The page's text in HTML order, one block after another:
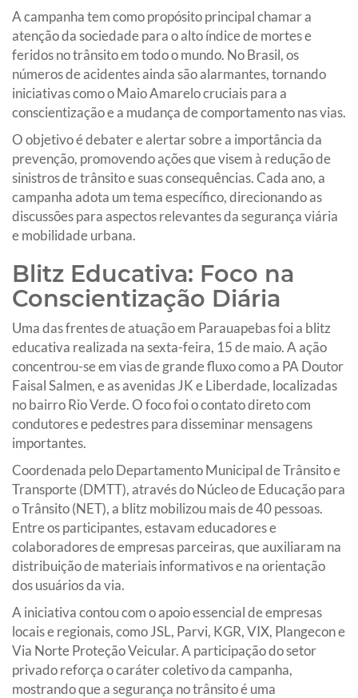
A campanha tem como propósito principal chamar a
atenção da sociedade para o alto índice de mortes e
feridos no trânsito em todo o mundo. No Brasil, os
números de acidentes ainda são alarmantes, tornando
iniciativas como o Maio Amarelo cruciais para a
conscientização e a mudança de comportamento nas vias.
O objetivo é debater e alertar sobre a importância da
prevenção, promovendo ações que visem à redução de
sinistros de trânsito e suas consequências. Cada ano, a
campanha adota um tema específico, direcionando as
discussões para aspectos relevantes da segurança viária
e mobilidade urbana.
Blitz Educativa: Foco na
Conscientização Diária
Uma das frentes de atuação em Parauapebas foi a blitz
educativa realizada na sexta-feira, 15 de maio. A ação
concentrou-se em vias de grande fluxo como a PA Doutor
Faisal Salmen, e as avenidas JK e Liberdade, localizadas
no bairro Rio Verde. O foco foi o contato direto com
condutores e pedestres para disseminar mensagens
importantes.
Coordenada pelo Departamento Municipal de Trânsito e
Transporte (DMTT), através do Núcleo de Educação para
o Trânsito (NET), a blitz mobilizou mais de 40 pessoas.
Entre os participantes, estavam educadores e
colaboradores de empresas parceiras, que auxiliaram na
distribuição de materiais informativos e na orientação
dos usuários da via.
A iniciativa contou com o apoio essencial de empresas
locais e regionais, como JSL, Parvi, KGR, VIX, Plangecon e
Via Norte Proteção Veicular. A participação do setor
privado reforça o caráter coletivo da campanha,
mostrando que a segurança no trânsito é uma